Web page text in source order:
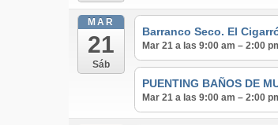
MAR
21
Sáb
Barranco Seco. El
Mar 21 a las 9:00 am – 2:00
PUENTING BAÑOS DE
Mar 21 a las 9:00 am – 2:00